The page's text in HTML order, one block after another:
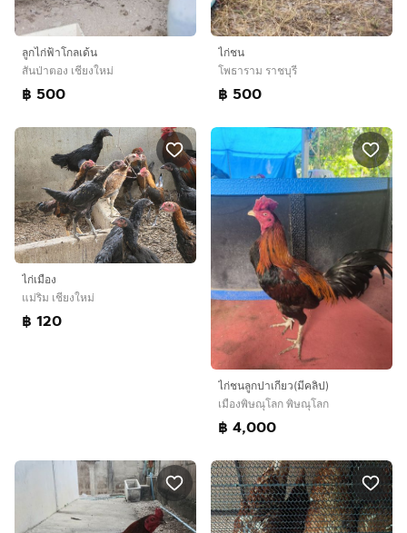
ลูกไก่ฟ้าโกลเด้น
สันป่าตอง เชียงใหม่
฿ 500
ไก่ชน
โพธาราม ราชบุรี
฿ 500
ไก่เมือง
แม่ริม เชียงใหม่
฿ 120
ไก่ชนลูกปาเกียว(มีคลิป)
เมืองพิษณุโลก พิษณุโลก
฿ 4,000